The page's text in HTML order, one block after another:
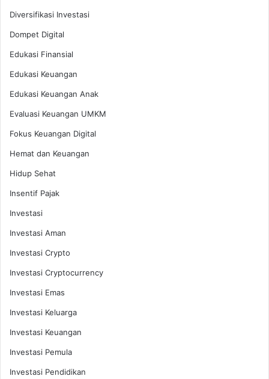
Diversifikasi Investasi
Dompet Digital
Edukasi Finansial
Edukasi Keuangan
Edukasi Keuangan Anak
Evaluasi Keuangan UMKM
Fokus Keuangan Digital
Hemat dan Keuangan
Hidup Sehat
Insentif Pajak
Investasi
Investasi Aman
Investasi Crypto
Investasi Cryptocurrency
Investasi Emas
Investasi Keluarga
Investasi Keuangan
Investasi Pemula
Investasi Pendidikan